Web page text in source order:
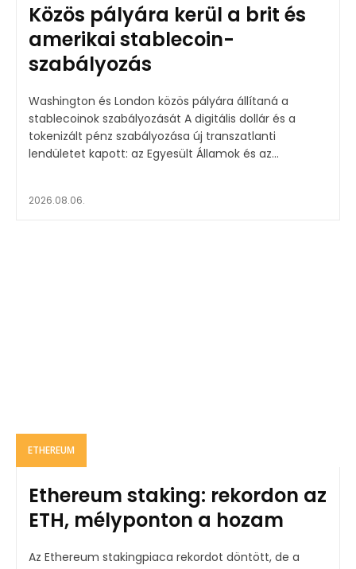
Közös pályára kerül a brit és
amerikai stablecoin-
szabályozás
Washington és London közös pályára állítaná a
stablecoinok szabályozását A digitális dollár és a
tokenizált pénz szabályozása új transzatlanti
lendületet kapott: az Egyesült Államok és az...
2026.08.06.
ETHEREUM
Ethereum staking: rekordon az
ETH, mélyponton a hozam
Az Ethereum stakingpiaca rekordot döntött, de a